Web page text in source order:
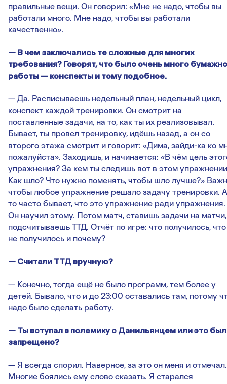
правильные вещи. Он говорил: «Мне не надо, чтобы вы
работали много. Мне надо, чтобы вы работали
качественно».
— В чем заключались те сложные для многих
требования? Говорят, что было очень много
работы — конспекты и тому подобное.
— Да. Расписываешь недельный план, недельный цикл,
конспект каждой тренировки. Он смотрит на
поставленные задачи, на то, как ты их реализовывал.
Бывает, ты провел тренировку, идёшь назад, а он со
второго этажа смотрит и говорит: «Дима, зайди-ка ко
пожалуйста». Заходишь, и начинается: «В чём цель
упражнения? За кем ты следишь вот в этом
Как шло? Что нужно поменять, чтобы шло лучше?»
чтобы любое упражнение решало задачу тренировки. А
то часто бывает, что это упражнение ради упражнения.
Он научил этому. Потом матч, ставишь задачи на матчи,
подсчитываешь ТТД. Отчёт по игре: что получилось, что
не получилось и почему?
— Считали ТТД вручную?
— Конечно, тогда ещё не было программ, тем более у
детей. Бывало, что и до 23:00 оставались там, потому
надо было сделать работу.
— Ты вступал в полемику с Данильянцем или это
запрещено?
— Я всегда спорил. Наверное, за это он меня и отмечал.
Многие боялись ему слово сказать. Я старался